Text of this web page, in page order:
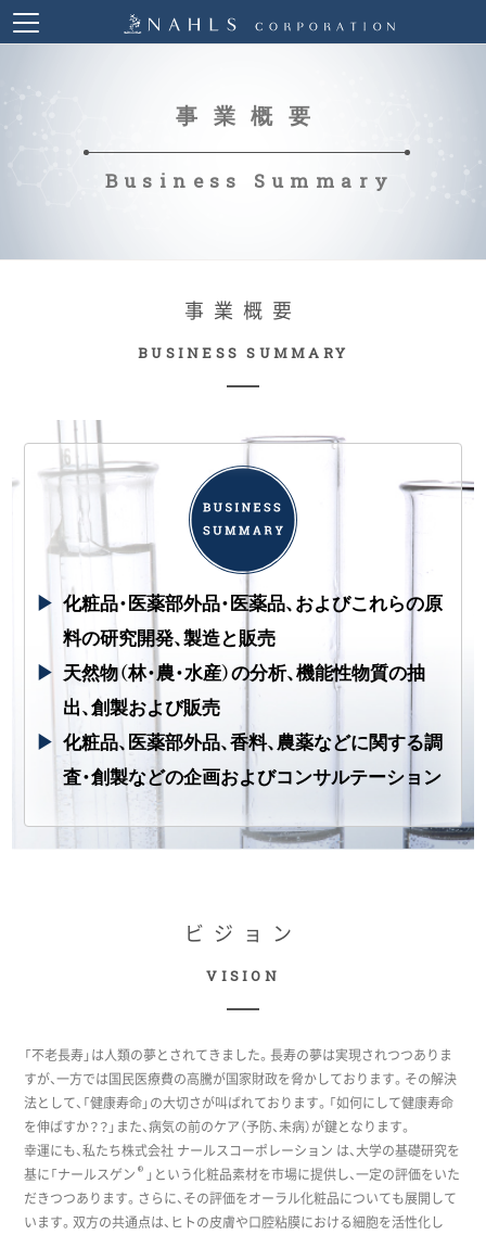
事業概要
Business Summary
事業概要
BUSINESS SUMMARY
化粧品・医薬部外品・医薬品、およびこれらの原
料の研究開発、製造と販売
天然物（林・農・水産）の分析、機能性物質の抽
出、創製および販売
化粧品、医薬部外品、香料、農薬などに関する調
査・創製などの企画およびコンサルテーション
ビジョン
VISION
「不老長寿」は人類の夢とされてきました。長寿の夢は実現されつつありま
すが、一方では国民医療費の高騰が国家財政を脅かしております。その解決
法として、「健康寿命」の大切さが叫ばれております。「如何にして健康寿命
を伸ばすか？？」また、病気の前のケア（予防、未病）が鍵となります。
幸運にも、私たち株式会社 ナールスコーポレーション は、大学の基礎研究を
基に「ナールスゲン ® 」という化粧品素材を市場に提供し、一定の評価をいた
だきつつあります。さらに、その評価をオーラル化粧品についても展開して
います。双方の共通点は、ヒトの皮膚や口腔粘膜における細胞を活性化し